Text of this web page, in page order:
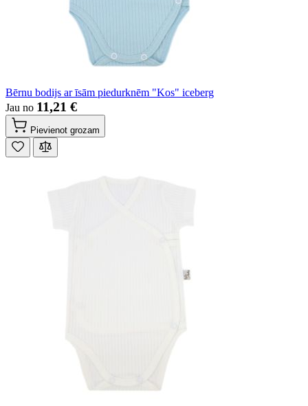
Bērnu bodijs ar īsām piedurknēm "Kos" iceberg
Jau no 11,21 €
Pievienot grozam